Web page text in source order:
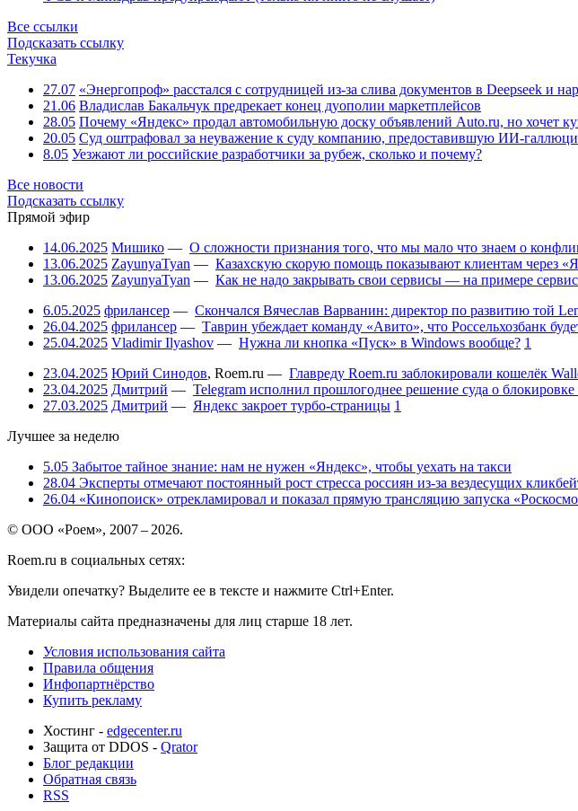
Все ссылки
Подсказать ссылку
Текучка
27.07 «Энергопроф» расстался с сотрудницей из-за слива документов в Deepseek и
21.06 Владислав Бакальчук предрекает конец дуополии маркетплейсов
28.05 Почему «Яндекс» продал автомобильную доску объявлений Auto.ru, но хочет
20.05 Суд оштрафовал за неуважение к суду компанию, предоставившую ИИ-
8.05 Уезжают ли российские разработчики за рубеж, сколько и почему?
Все новости
Подсказать ссылку
Прямой эфир
14.06.2025 Мишико — О сложности признания того, что мы мало что знаем о
13.06.2025 ZayunyaTyan — Казахскую скорую помощь показывают клиентам через
13.06.2025 ZayunyaTyan — Как не надо закрывать свои сервисы — на примере
6.05.2025 фрилансер — Скончался Вячеслав Варванин: директор по развитию той
26.04.2025 фрилансер — Таврин убеждает команду «Авито», что Россельхозбанк
25.04.2025 Vladimir Ilyashov — Нужна ли кнопка «Пуск» в Windows вообще? 1
23.04.2025 Юрий Синодов, Roem.ru — Главреду Roem.ru заблокировали кошелёк
23.04.2025 Дмитрий — Telegram исполнил прошлогоднее решение суда о
27.03.2025 Дмитрий — Яндекс закроет турбо-страницы 1
Лучшее за неделю
5.05 Забытое тайное знание: нам не нужен «Яндекс», чтобы уехать на такси
28.04 Эксперты отмечают постоянный рост стресса россиян из-за вездесущих
26.04 «Кинопоиск» отрекламировал и показал прямую трансляцию запуска
© ООО «Роем», 2007 – 2026.
Roem.ru в социальных сетях:
Увидели опечатку? Выделите ее в тексте и нажмите Ctrl+Enter.
Материалы сайта предназначены для лиц старше 18 лет.
Условия использования сайта
Правила общения
Инфопартнёрство
Купить рекламу
Хостинг - edgecenter.ru
Защита от DDOS - Qrator
Блог редакции
Обратная связь
RSS